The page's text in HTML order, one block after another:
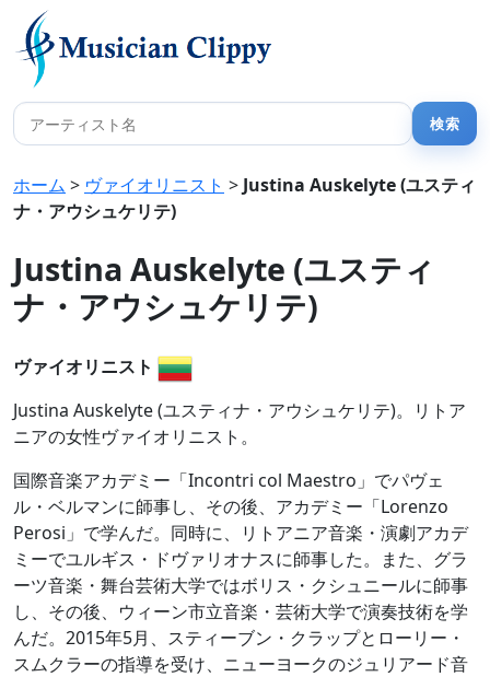
ホーム > ヴァイオリニスト > Justina Auskelyte (ユスティ
ナ・アウシュケリテ)
Justina Auskelyte (ユスティ
ナ・アウシュケリテ)
ヴァイオリニスト
Justina Auskelyte (ユスティナ・アウシュケリテ)。リトア
ニアの女性ヴァイオリニスト。
国際音楽アカデミー「Incontri col Maestro」でパヴェ
ル・ベルマンに師事し、その後、アカデミー「Lorenzo
Perosi」で学んだ。同時に、リトアニア音楽・演劇アカデ
ミーでユルギス・ドヴァリオナスに師事した。また、グラ
ーツ音楽・舞台芸術大学ではボリス・クシュニールに師事
し、その後、ウィーン市立音楽・芸術大学で演奏技術を学
んだ。2015年5月、スティーブン・クラップとローリー・
スムクラーの指導を受け、ニューヨークのジュリアード音